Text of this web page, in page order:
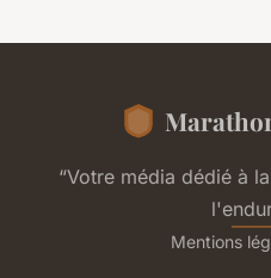
“Votre média dédié à
Mentions